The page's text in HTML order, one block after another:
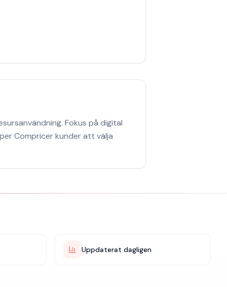
Fokus på digital
Compricer kunder att välja
Uppdaterat dagligen